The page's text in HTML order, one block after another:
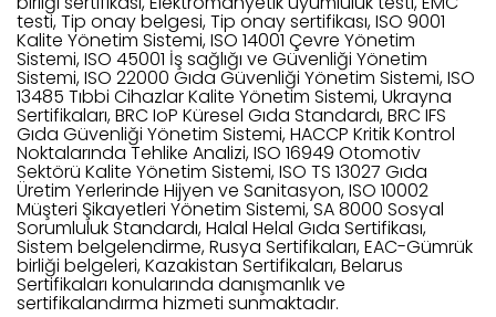
testi, Tip onay belgesi, Tip onay sertifikası, ISO 9001
Kalite Yönetim Sistemi, ISO 14001 Çevre Yönetim
Sistemi, ISO 45001 İş sağlığı ve Güvenliği Yönetim
Sistemi, ISO 22000 Gıda Güvenliği Yönetim Sistemi, ISO
13485 Tıbbi Cihazlar Kalite Yönetim Sistemi, Ukrayna
Sertifikaları, BRC IoP Küresel Gıda Standardı, BRC IFS
Gıda Güvenliği Yönetim Sistemi, HACCP Kritik Kontrol
Noktalarında Tehlike Analizi, ISO 16949 Otomotiv
Sektörü Kalite Yönetim Sistemi, ISO TS 13027 Gıda
Üretim Yerlerinde Hijyen ve Sanitasyon, ISO 10002
Müşteri Şikayetleri Yönetim Sistemi, SA 8000 Sosyal
Sorumluluk Standardı, Halal Helal Gıda Sertifikası,
Sistem belgelendirme, Rusya Sertifikaları, EAC-Gümrük
birliği belgeleri, Kazakistan Sertifikaları, Belarus
Sertifikaları konularında danışmanlık ve
sertifikalandırma hizmeti sunmaktadır.